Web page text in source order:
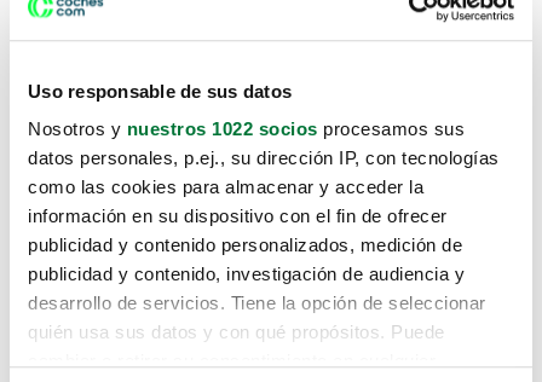
Uso responsable de sus datos
Nosotros y nuestros 1022 socios procesamos sus
datos personales, p.ej., su dirección IP, con tecnologías
como las cookies para almacenar y acceder la
información en su dispositivo con el fin de ofrecer
publicidad y contenido personalizados, medición de
publicidad y contenido, investigación de audiencia y
desarrollo de servicios. Tiene la opción de seleccionar
quién usa sus datos y con qué propósitos. Puede
Lo sentimos, no sabemos como
te hemos traido hasta aquí.
Pero puedes encontrar el coche que estás
buscando en alguno de estos enlaces: